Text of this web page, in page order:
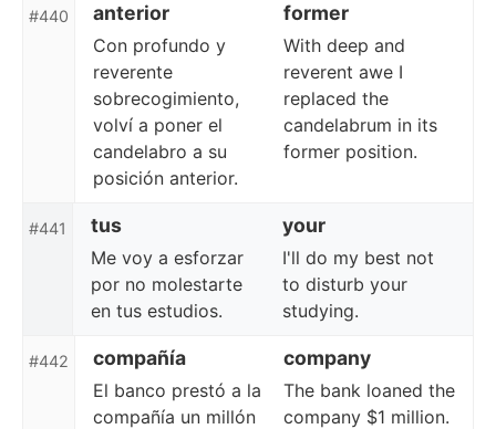
#440 anterior former
Con profundo y
reverente
sobrecogimiento,
volví a poner el
candelabro a su
posición anterior.
With deep and
reverent awe I
replaced the
candelabrum in its
former position.
#441 tus your
Me voy a esforzar
por no molestarte
en tus estudios.
I'll do my best not
to disturb your
studying.
#442 compañía company
El banco prestó a la
compañía un millón
The bank loaned the
company $1 million.